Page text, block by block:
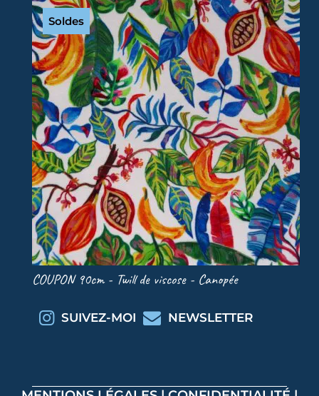
Soldes
COUPON 90cm - Twill de viscose - Canopée
SUIVEZ-MOI NEWSLETTER